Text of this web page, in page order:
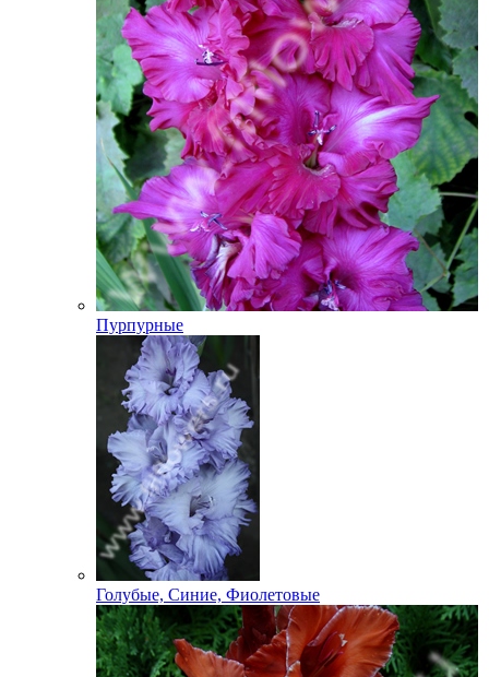
Пурпурные
Голубые, Синие, Фиолетовые